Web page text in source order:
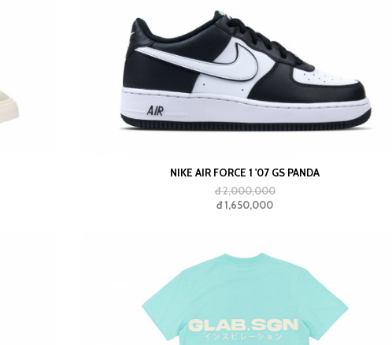
NIKE AIR FORCE 1 '07 GS PANDA
đ 2,000,000
đ 1,650,000